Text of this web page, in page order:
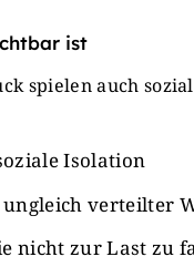
ist
spielen auch
Isolation
verteilter
nicht zur Last zu